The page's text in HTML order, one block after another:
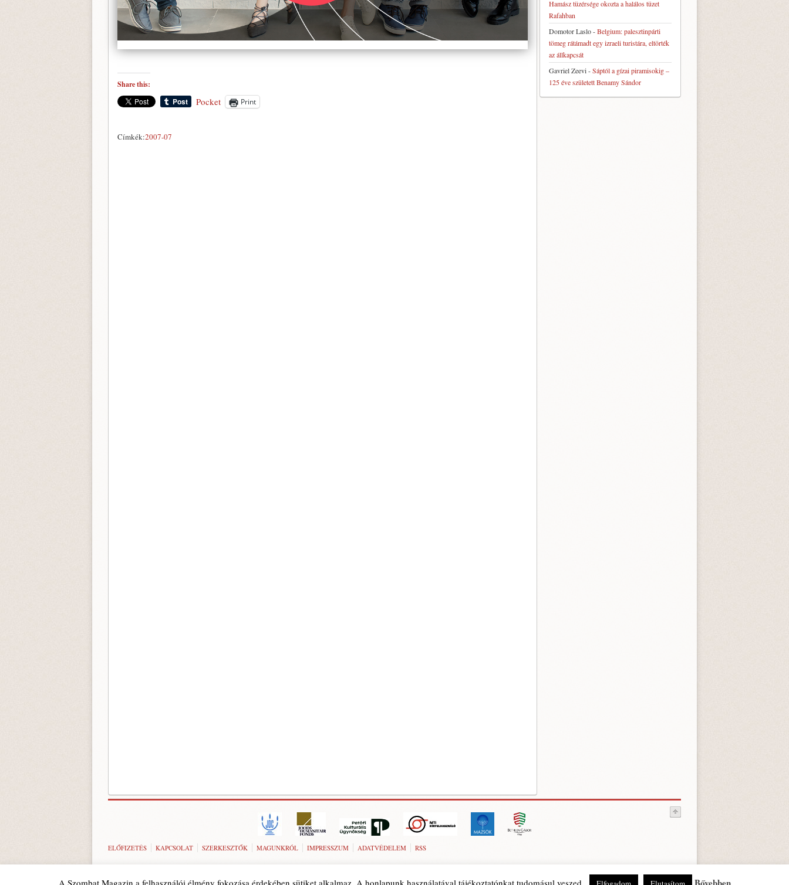
Share this:
Pocket Print
Címkék:2007-07
Hamász tüzérsége okozta a halálos tüzet
Rafahban
Domotor Laslo-Belgium: palesztinpárti
tömeg rátámadt egy izraeli turistára, eltörték
az állkapcsát
Gavriel Zeevi-Sáptól a gízai piramisokig –
125 éve született Benamy Sándor
ELŐFIZETÉS KAPCSOLAT SZERKESZTŐK MAGUNKRÓL IMPRESSZUM ADATVÉDELEM RSS
A Szombat Magazin a felhasználói élmény fokozása érdekében sütiket alkalmaz. A honlapunk használatával tájékoztatónkat tudomásul veszed.